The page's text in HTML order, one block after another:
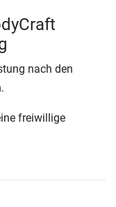
nach den
freiwillige